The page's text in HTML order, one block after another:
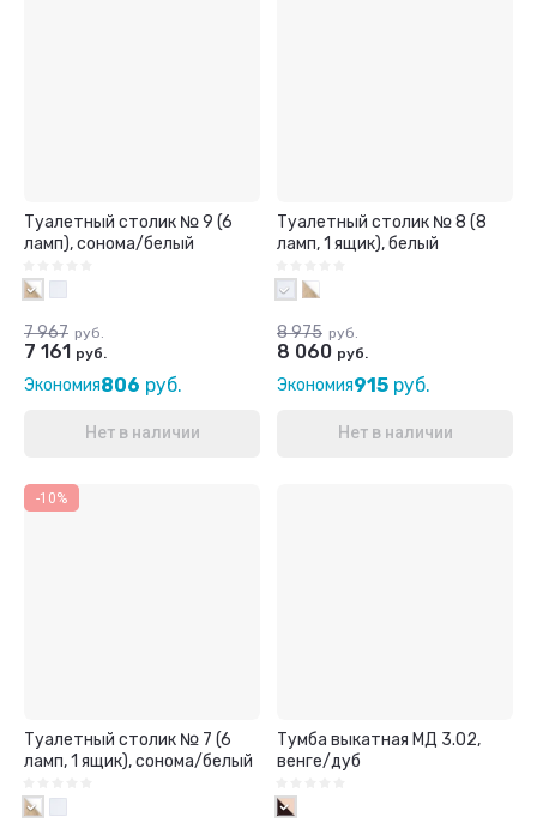
Туалетный столик № 9 (6
ламп), сонома/белый
7 967 руб.
7 161 руб.
Экономия806 руб.
Нет в наличии
Туалетный столик № 8 (8
ламп, 1 ящик), белый
8 975 руб.
8 060 руб.
Экономия915 руб.
Нет в наличии
-10%
Туалетный столик № 7 (6
ламп, 1 ящик), сонома/белый
Тумба выкатная МД 3.02,
венге/дуб